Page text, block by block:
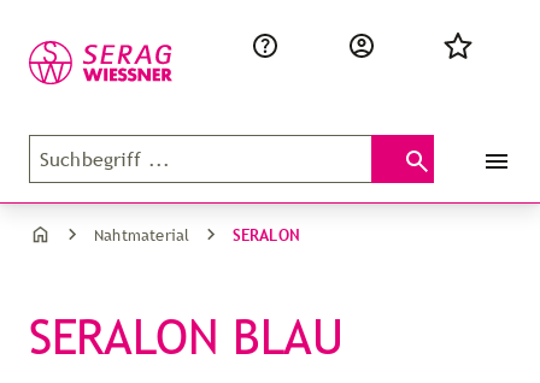
Nahtmaterial SERALON
SERALON BLAU